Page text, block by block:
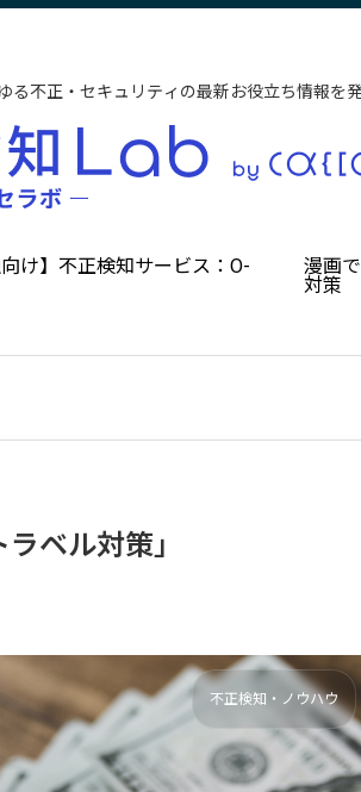
る不正・セキュリティの最新お役立ち情報を
向け】不正検知サービス：O-
漫画
対策
ベル対策」
不正検知・ノウハウ